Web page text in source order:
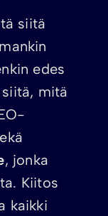
siitä
edes
mitä
, jonka
Kiitos
kaikki